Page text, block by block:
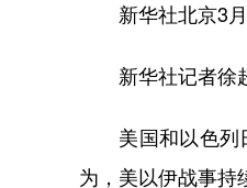
新华社北京3月
新华社记者徐
美国和以色列日
为，美以伊战事持